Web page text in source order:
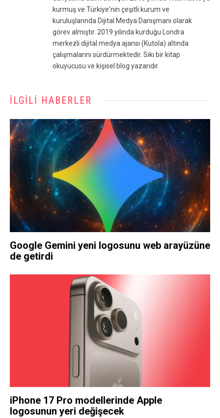
kurmuş ve Türkiye'nin çeşitli kurum ve
kuruluşlarında Dijital Medya Danışmanı olarak
görev almıştır. 2019 yılında kurduğu Londra
merkezli dijital medya ajansı (Kutola) altında
çalışmalarını sürdürmektedir. Sıkı bir kitap
okuyucusu ve kişisel blog yazarıdır.
İLGILI HABERLER
Google Gemini yeni logosunu web arayüzüne
de getirdi
iPhone 17 Pro modellerinde Apple
logosunun yeri değişecek